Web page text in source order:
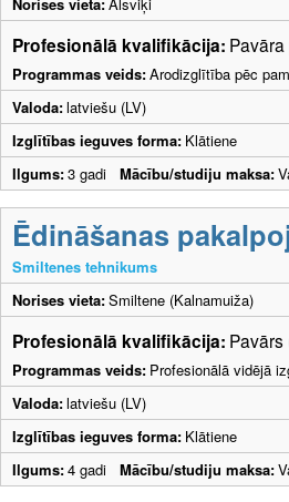
Profesionālā kvalifikācija:
Programmas veids:Arodizglītība pēc
Valoda:latviešu (LV)
Izglītības ieguves forma: Klātiene
Ilgums:3 gadi Mācību/studiju maksa:
Ēdināšanas
Smiltenes tehnikums
Norises vieta:Smiltene (Kalnamuiža)
Profesionālā kvalifikācija: Pavārs
Programmas veids: Profesionālā vidējā
Valoda:latviešu (LV)
Izglītības ieguves forma: Klātiene
Ilgums:4 gadi Mācību/studiju maksa: